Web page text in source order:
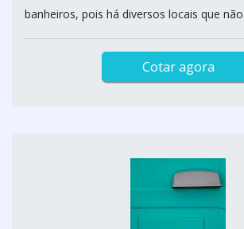
banheiros, pois há diversos locais que
Cotar agora